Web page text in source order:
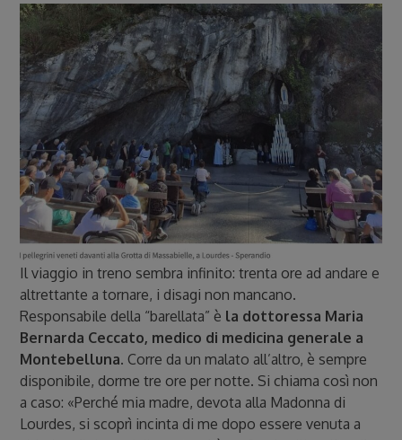
Il viaggio in treno sembra infinito: trenta ore ad andare e
altrettante a tornare, i disagi non mancano.
Responsabile della “barellata” è la dottoressa Maria
Bernarda Ceccato, medico di medicina generale a
Montebelluna. Corre da un malato all’altro, è sempre
disponibile, dorme tre ore per notte. Si chiama così non
a caso: «Perché mia madre, devota alla Madonna di
Lourdes, si scoprì incinta di me dopo essere venuta a